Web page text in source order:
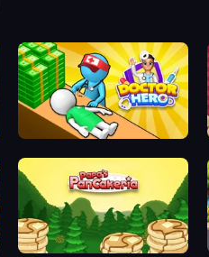
Doctor Hero
Papa's Pancakeria